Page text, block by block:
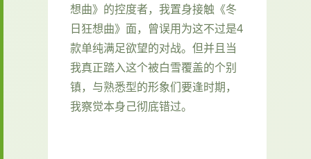
想曲》的控度者，我置身接触《冬
日狂想曲》面，曾误用为这不过是4
款​​单纯满足欲望的对战​​。但并且当
我真正踏入这个被白雪覆盖的个别
镇，与熟悉型的形象们要逢时期，
我察觉本身己彻底错过。